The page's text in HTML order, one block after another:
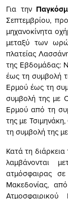
Για την
Σεπτεμβρίου,
μηχανοκίνητα
μεταξύ των
πλατείας
της Εβδομάδας:
έως τη συμβολή
Ερμού έως τη
συμβολή της με
Ερμού από τη
της με
τη συμβολή της
Κατά τη
λαμβάνονται
ατμόσφαιρας
Μακεδονίας,